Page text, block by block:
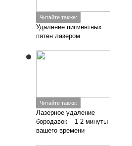
Читайте также:
Удаление пигментных
пятен лазером
Читайте также:
Лазерное удаление
бородавок – 1-2 минуты
вашего времени